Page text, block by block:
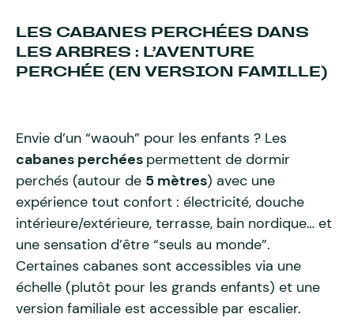
LES CABANES PERCHÉES DANS
LES ARBRES : L’AVENTURE
PERCHÉE (EN VERSION FAMILLE)
Envie d’un “waouh” pour les enfants ? Les
cabanes perchées permettent de dormir
perchés (autour de 5 mètres) avec une
expérience tout confort : électricité, douche
intérieure/extérieure, terrasse, bain nordique… et
une sensation d’être “seuls au monde”.
Certaines cabanes sont accessibles via une
échelle (plutôt pour les grands enfants) et une
version familiale est accessible par escalier.